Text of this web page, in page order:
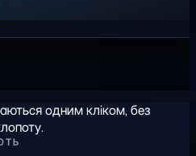
одним кліком, без